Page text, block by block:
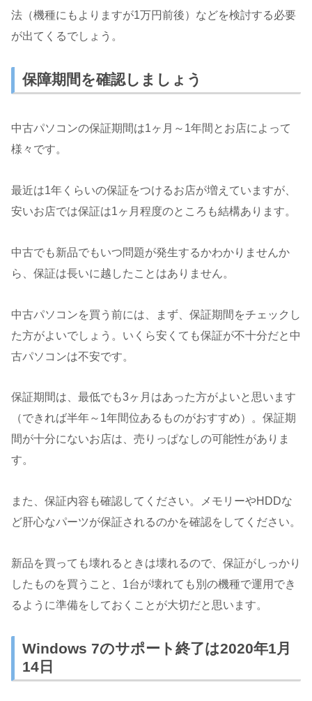
法（機種にもよりますが1万円前後）などを検討する必要
が出てくるでしょう。
保障期間を確認しましょう
中古パソコンの保証期間は1ヶ月～1年間とお店によって
様々です。
最近は1年くらいの保証をつけるお店が増えていますが、
安いお店では保証は1ヶ月程度のところも結構あります。
中古でも新品でもいつ問題が発生するかわかりませんか
ら、保証は長いに越したことはありません。
中古パソコンを買う前には、まず、保証期間をチェックし
た方がよいでしょう。いくら安くても保証が不十分だと中
古パソコンは不安です。
保証期間は、最低でも3ヶ月はあった方がよいと思います
（できれば半年～1年間位あるものがおすすめ）。保証期
間が十分にないお店は、売りっぱなしの可能性がありま
す。
また、保証内容も確認してください。メモリーやHDDな
ど肝心なパーツが保証されるのかを確認をしてください。
新品を買っても壊れるときは壊れるので、保証がしっかり
したものを買うこと、1台が壊れても別の機種で運用でき
るように準備をしておくことが大切だと思います。
Windows 7のサポート終了は2020年1月
14日